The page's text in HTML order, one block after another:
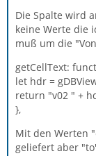
Die Spalte wird
keine Werte die
muß um die
getCellText:
let hdr =
return "v02 " +
},
Mit den Werten
geliefert aber